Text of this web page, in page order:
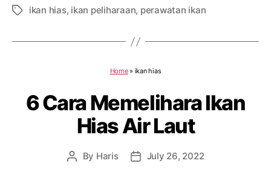
Tagsikan hias, ikan peliharaan, perawatan ikan
Home» ikan hias
6 Cara Memelihara Ikan
Hias Air Laut
Post
By Haris
PostJuly 26, 2022